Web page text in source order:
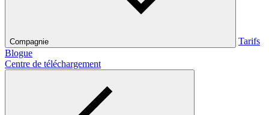
Compagnie
Tarifs
Blogue
Centre de téléchargement